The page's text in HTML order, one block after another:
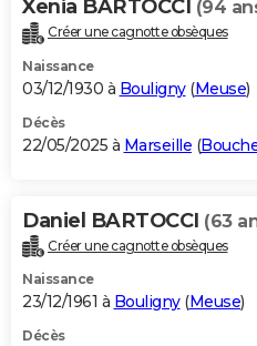
Xenia BARTOCCI (94
Créer une cagnotte obsèques
Naissance
03/12/1930 à Bouligny(Meuse)
Décès
22/05/2025 à Marseille (
Daniel BARTOCCI (63
Créer une cagnotte obsèques
Naissance
23/12/1961 à Bouligny(Meuse)
Décès